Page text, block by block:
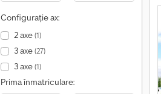
Configurație ax:
2 axe(1)
3 axe(27)
3 axe(1)
Prima înmatriculare: